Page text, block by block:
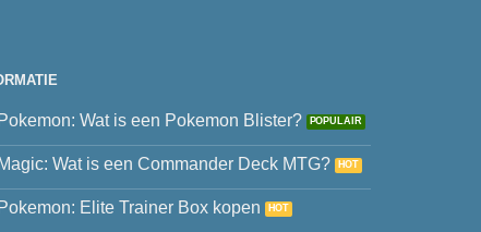
Pokemon: Wat is een Pokemon Blister?
Magic: Wat is een Commander Deck MTG?
Pokemon: Elite Trainer Box kopen